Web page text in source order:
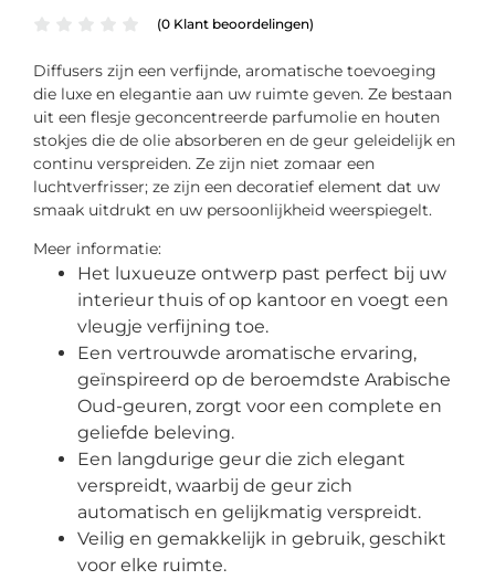
(0 Klant beoordelingen)
Diffusers zijn een verfijnde, aromatische toevoeging
die luxe en elegantie aan uw ruimte geven. Ze bestaan ​​
uit een flesje geconcentreerde parfumolie en houten
stokjes die de olie absorberen en de geur geleidelijk en
continu verspreiden. Ze zijn niet zomaar een
luchtverfrisser; ze zijn een decoratief element dat uw
smaak uitdrukt en uw persoonlijkheid weerspiegelt.
Meer informatie:
Het luxueuze ontwerp past perfect bij uw
interieur thuis of op kantoor en voegt een
vleugje verfijning toe.
Een vertrouwde aromatische ervaring,
geïnspireerd op de beroemdste Arabische
Oud-geuren, zorgt voor een complete en
geliefde beleving.
Een langdurige geur die zich elegant
verspreidt, waarbij de geur zich
automatisch en gelijkmatig verspreidt.
Veilig en gemakkelijk in gebruik, geschikt
voor elke ruimte.